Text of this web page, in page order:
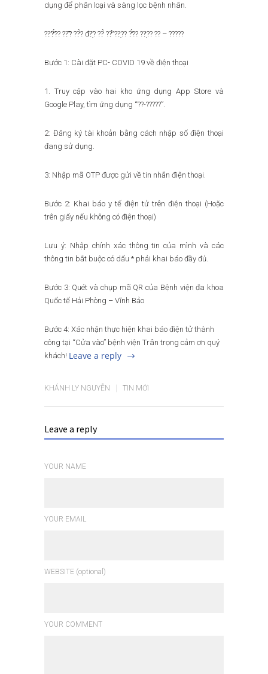
dụng để phân loại và sàng lọc bệnh nhân.
??̛?̛́?? ??̂̃? ??̀? đ?̣̆? ??̀ ??̛̉ ??̣?? ?̛́?? ??̣?? ?? – ?????
Bước 1: Cài đặt PC- COVID 19 về điện thoại
1. Truy cập vào hai kho ứng dụng App Store và
Google Play, tìm ứng dụng “??-?????”.
2: Đăng ký tài khoản bằng cách nhập số điện thoại
đang sử dụng.
3: Nhập mã OTP được gửi về tin nhắn điện thoại.
Bước 2: Khai báo y tế điện tử trên điện thoại (Hoặc
trên giấy nếu không có điện thoại)
Lưu ý: Nhập chính xác thông tin của mình và các
thông tin bắt buộc có dấu * phải khai báo đầy đủ.
Bước 3: Quét và chụp mã QR của Bệnh viện đa khoa
Quốc tế Hải Phòng – Vĩnh Bảo
Bước 4: Xác nhận thực hiện khai báo điện tử thành
công tại “Cửa vào” bệnh viện Trân trọng cảm ơn quý
khách! Leave a reply
KHÁNH LY NGUYỄN TIN MỚI
Leave a reply
YOUR NAME
YOUR EMAIL
WEBSITE (optional)
YOUR COMMENT